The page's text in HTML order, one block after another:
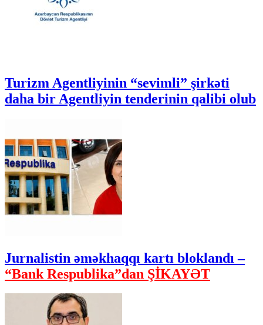
Turizm Agentliyinin “sevimli” şirkəti
daha bir Agentliyin tenderinin qalibi olub
Jurnalistin əməkhaqqı kartı bloklandı –
“Bank Respublika”dan ŞİKAYƏT